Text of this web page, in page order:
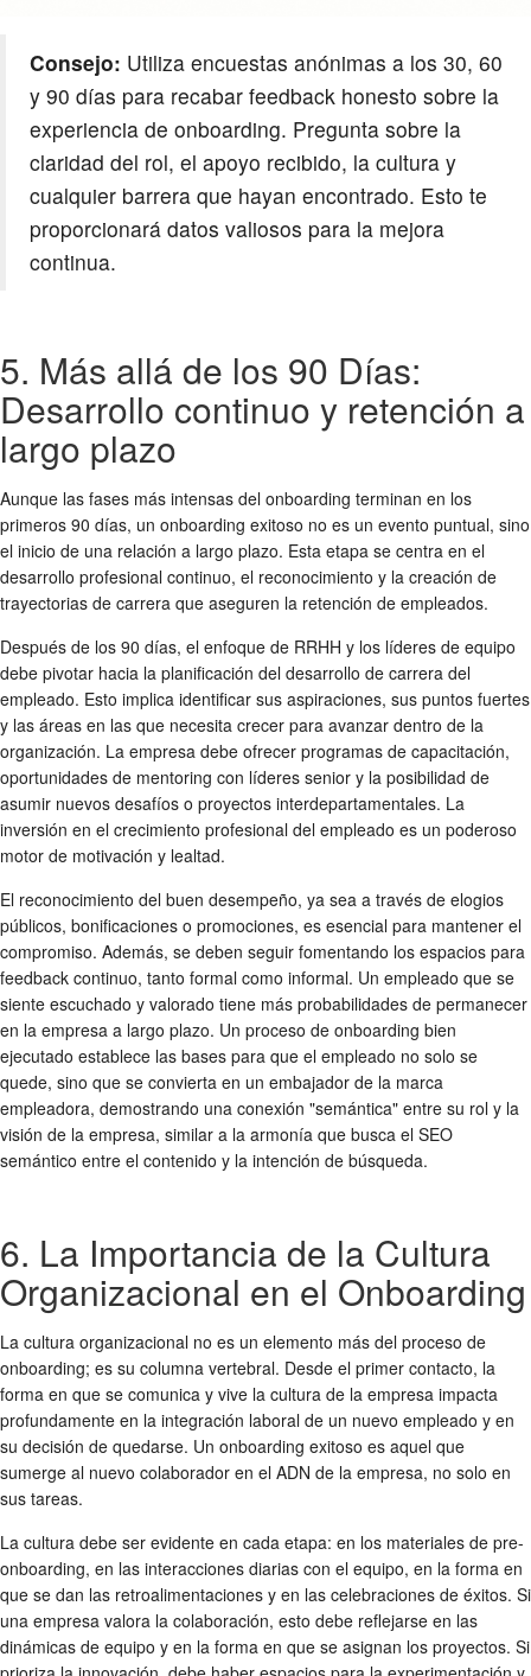
Consejo: Utiliza encuestas anónimas a los 30, 60
y 90 días para recabar feedback honesto sobre la
experiencia de onboarding. Pregunta sobre la
claridad del rol, el apoyo recibido, la cultura y
cualquier barrera que hayan encontrado. Esto te
proporcionará datos valiosos para la mejora
continua.
5. Más allá de los 90 Días:
Desarrollo continuo y retención a
largo plazo
Aunque las fases más intensas del onboarding terminan en los
primeros 90 días, un onboarding exitoso no es un evento puntual, sino
el inicio de una relación a largo plazo. Esta etapa se centra en el
desarrollo profesional continuo, el reconocimiento y la creación de
trayectorias de carrera que aseguren la retención de empleados.
Después de los 90 días, el enfoque de RRHH y los líderes de equipo
debe pivotar hacia la planificación del desarrollo de carrera del
empleado. Esto implica identificar sus aspiraciones, sus puntos fuertes
y las áreas en las que necesita crecer para avanzar dentro de la
organización. La empresa debe ofrecer programas de capacitación,
oportunidades de mentoring con líderes senior y la posibilidad de
asumir nuevos desafíos o proyectos interdepartamentales. La
inversión en el crecimiento profesional del empleado es un poderoso
motor de motivación y lealtad.
El reconocimiento del buen desempeño, ya sea a través de elogios
públicos, bonificaciones o promociones, es esencial para mantener el
compromiso. Además, se deben seguir fomentando los espacios para
feedback continuo, tanto formal como informal. Un empleado que se
siente escuchado y valorado tiene más probabilidades de permanecer
en la empresa a largo plazo. Un proceso de onboarding bien
ejecutado establece las bases para que el empleado no solo se
quede, sino que se convierta en un embajador de la marca
empleadora, demostrando una conexión "semántica" entre su rol y la
visión de la empresa, similar a la armonía que busca el SEO
semántico entre el contenido y la intención de búsqueda.
6. La Importancia de la Cultura
Organizacional en el Onboarding
La cultura organizacional no es un elemento más del proceso de
onboarding; es su columna vertebral. Desde el primer contacto, la
forma en que se comunica y vive la cultura de la empresa impacta
profundamente en la integración laboral de un nuevo empleado y en
su decisión de quedarse. Un onboarding exitoso es aquel que
sumerge al nuevo colaborador en el ADN de la empresa, no solo en
sus tareas.
La cultura debe ser evidente en cada etapa: en los materiales de pre-
onboarding, en las interacciones diarias con el equipo, en la forma en
que se dan las retroalimentaciones y en las celebraciones de éxitos. Si
una empresa valora la colaboración, esto debe reflejarse en las
dinámicas de equipo y en la forma en que se asignan los proyectos. Si